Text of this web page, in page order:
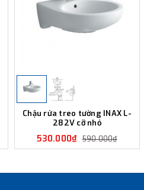
Chậu rửa treo tường INAX L-
282V cỡ nhỏ
530.000₫ 590.000₫